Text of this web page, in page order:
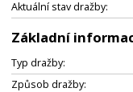
Aktuální stav dražby:
Základní
Typ dražby:
Způsob dražby: